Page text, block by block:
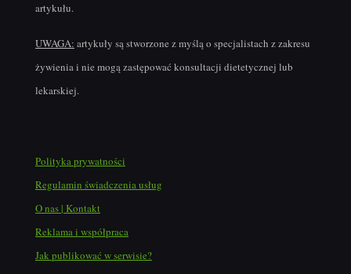
artykułu.
UWAGA: artykuły są stworzone z myślą o specjalistach z zakresu
żywienia i nie mogą zastępować konsultacji dietetycznej lub
lekarskiej.
Polityka prywatności
Regulamin świadczenia usług
O nas | Kontakt
Reklama i współpraca
Jak publikować w serwisie?